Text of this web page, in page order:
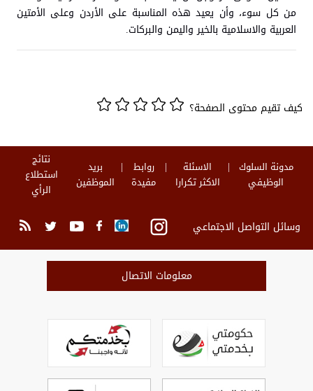
من كل سوء، وأن يعيد هذه المناسبة على الأردن وعلى الأمتين
العربية والاسلامية بالخير واليمن والبركات.
كيف تقيم محتوى الصفحة؟
مدونة السلوك
الوظيفي
الاسئلة
الاكثر تكرارا
روابط
مفيدة
بريد
الموظفين
نتائج
استطلاع
الرأي
وسائل التواصل الاجتماعي
معلومات الاتصال